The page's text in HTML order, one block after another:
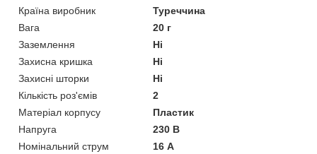
Країна виробник
Туреччина
Вага
20 г
Заземлення
Ні
Захисна кришка
Ні
Захисні шторки
Ні
Кількість роз'ємів
2
Матеріал корпусу
Пластик
Напруга
230 В
Номінальний струм
16 А